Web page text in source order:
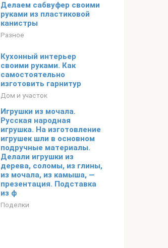
Делаем сабвуфер своими
руками из пластиковой
канистры
Разное
Кухонный интерьер
своими руками. Как
самостоятельно
изготовить гарнитур
Дом и участок
Игрушки из мочала.
Русская народная
игрушка. На изготовление
игрушек шли в основном
подручные материалы.
Делали игрушки из
дерева, соломы, из глины,
из мочала, из камыша, —
презентация. Подставка
из ф
Поделки